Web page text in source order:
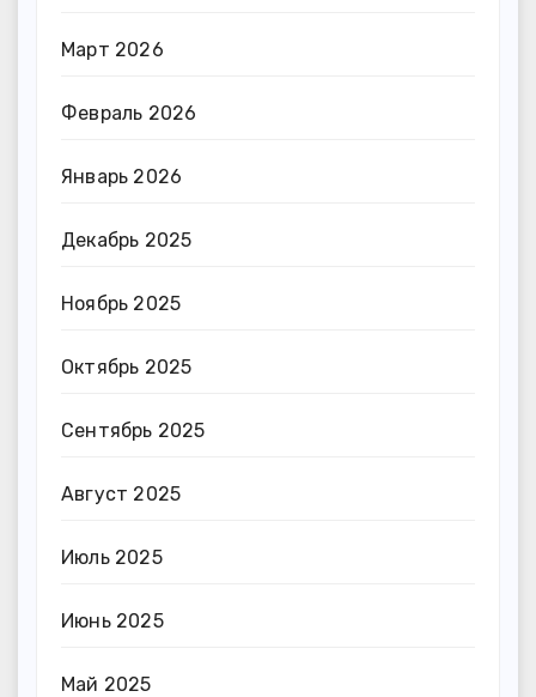
Март 2026
Февраль 2026
Январь 2026
Декабрь 2025
Ноябрь 2025
Октябрь 2025
Сентябрь 2025
Август 2025
Июль 2025
Июнь 2025
Май 2025